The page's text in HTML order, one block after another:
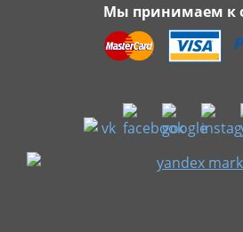
Мы принимаем к